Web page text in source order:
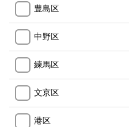
豊島区
中野区
練馬区
文京区
港区